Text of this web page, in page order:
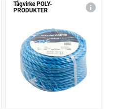
Tågvirke POLY-
PRODUKTER